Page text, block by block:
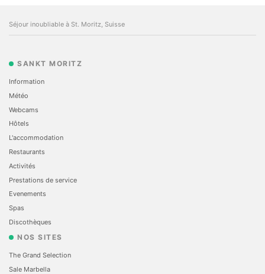
Séjour inoubliable à St. Moritz, Suisse
SANKT MORITZ
Information
Météo
Webcams
Hôtels
L'accommodation
Restaurants
Activités
Prestations de service
Evеnements
Spas
Discothèques
NOS SITES
The Grand Selection
Sale Marbella